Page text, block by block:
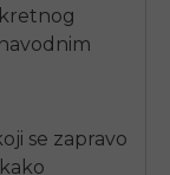
se zapravo